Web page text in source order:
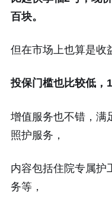
百块。
但在市场上也算是收
投保门槛也比较低，
增值服务也不错，满
照护服务，
内容包括住院专属护
务等，